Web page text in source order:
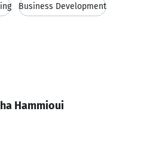
Business Development
Hammioui